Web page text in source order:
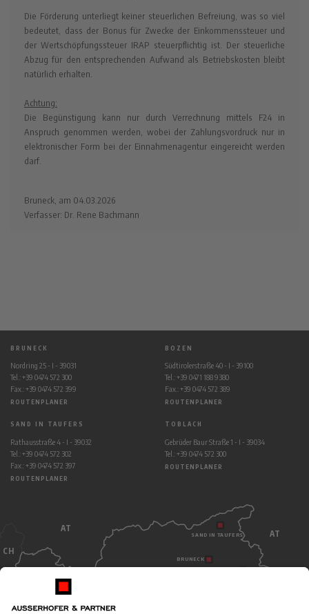
Die Förderung unterliegt keiner steuerlichen Befreiung, was so viel
bedeutet, dass der Bonus für Zwecke der Einkommenssteuer und
der Wertschöpfungssteuer IRAP steuerpflichtig ist. Der steuerliche
Abzug für den entsprechenden Aufwand als Betriebskosten bleibt
natürlich erhalten.
Achtung:
Die Begünstigung kann nur durch Verrechnung mittels F24 in
Anspruch genommen werden, wobei der Zahlungsvordruck nur in
elektronischer Form bei der Einnahmenagentur eingereicht werden
darf.
Bruneck, am 04.03.2026
Verfasser: Dr. Rene Bachmann
BRUNECK
Nordring 25 - I - 39031
Tel.: +39 0474 572 300
Fax.: +39 0474 572 399
ROUTENPLANER
BOZEN
Südtirolerstraße 40 - I - 39100
Tel.: +39 0471 188 9380
Fax.: +39 0474 572 389
ROUTENPLANER
SAND IN TAUFERS
Rathausstraße 4 - I - 39032
Tel.: +39 0474 572 302
Fax.: +39 0474 572 397
ROUTENPLANER
TOBLACH
Gebrüder Baur Straße 1 - I - 39034
Tel.: +39 0474 572 300
ROUTENPLANER
AT
AT
CH
BRUNECK
SAND IN TAUFERS